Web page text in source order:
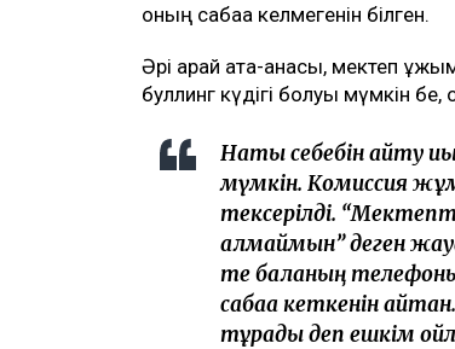
оның сабаққа келмегенін білген.
Әрі қарай ата-анасы, мектеп
буллинг күдігі болуы мүмкін
Нақты себебін айту
мүмкін. Комиссия
тексерілді.
алмаймын” деген
те баланың
сабаққа кеткенін
тұрады деп ешкім